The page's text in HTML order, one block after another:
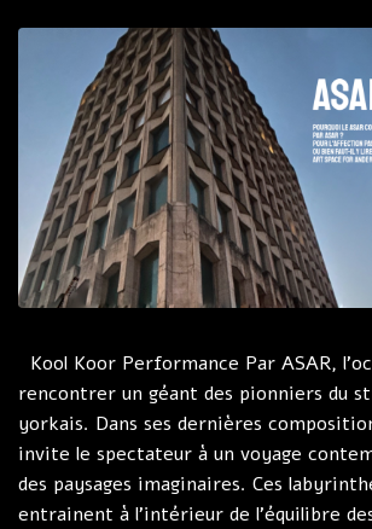
Kool Koor Performance Par ASAR,
rencontrer un géant des pionniers du
yorkais. Dans ses dernières
invite le spectateur à un voyage
des paysages imaginaires. Ces
entrainent à l'intérieur de l'équilibre